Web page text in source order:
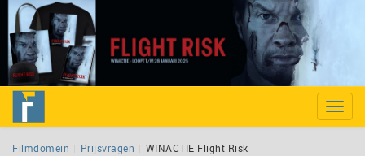
Toggle
Filmdomein Prijsvragen WINACTIE Flight Risk